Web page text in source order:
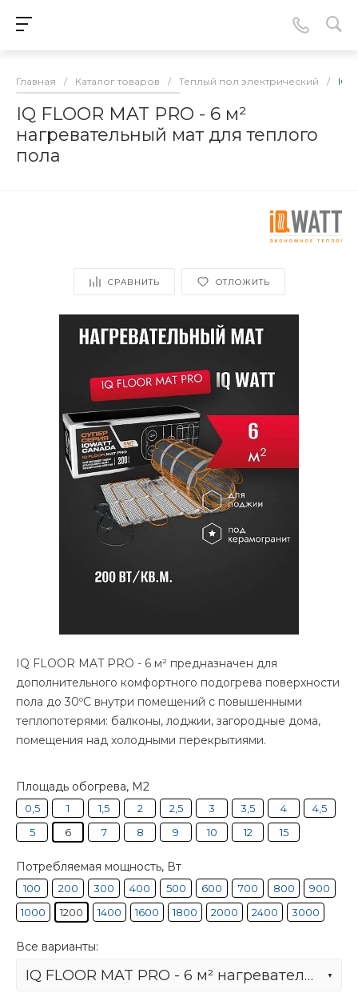
Главная / Каталог товаров / Теплый пол электрический / IQ
IQ FLOOR MAT PRO - 6 м²
нагревательный мат для теплого
пола
СРАВНИТЬ ОТЛОЖИТЬ
IQ FLOOR MAT PRO - 6 м² предназначен для
дополнительного комфортного подогрева поверхности
пола до 30ºС внутри помещений с повышенными
теплопотерями: балконы, лоджии, загородные дома,
помещения над холодными перекрытиями.
Площадь обогрева, М2
0,5 1 1,5 2 2,5 3 3,5 4
4,5
5
6 7 8 9 10 12 15
Потребляемая мощность, Вт
100 200 300 400 500 600 700 800
900
1000
1200 1400 1600 1800 2000 2400 3000
Все варианты:
IQ FLOOR MAT PRO - 6 м² нагревательный мат для теплого пола